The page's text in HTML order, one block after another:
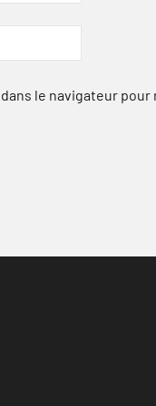
le navigateur pour